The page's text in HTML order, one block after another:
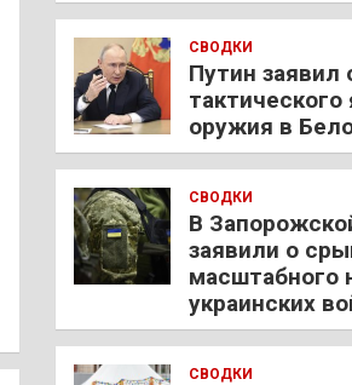
СВОДКИ
Путин
оружия в
СВОДКИ
В
заявили о
масштабного
украинских
СВОДКИ